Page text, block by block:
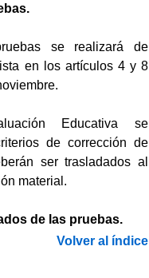
se realizará de
en los artículos 4 y 8
Educativa se
de corrección de
ser trasladados al
material.
de las pruebas.
Volver al índice